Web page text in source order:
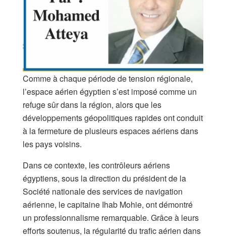
Comme à chaque période de tension régionale,
l’espace aérien égyptien s’est imposé comme un
refuge sûr dans la région, alors que les
développements géopolitiques rapides ont conduit
à la fermeture de plusieurs espaces aériens dans
les pays voisins.
Dans ce contexte, les contrôleurs aériens
égyptiens, sous la direction du président de la
Société nationale des services de navigation
aérienne, le capitaine Ihab Mohie, ont démontré
un professionnalisme remarquable. Grâce à leurs
efforts soutenus, la régularité du trafic aérien dans